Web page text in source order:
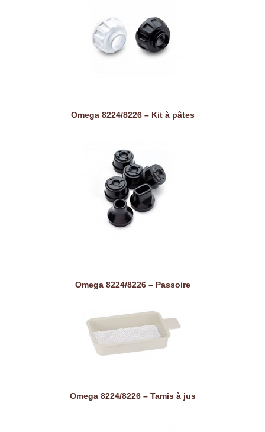
Omega 8224/8226 – Kit à pâtes
Omega 8224/8226 – Passoire
Omega 8224/8226 – Tamis à jus